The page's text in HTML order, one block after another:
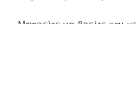
Μπορείτε να βρείτε και